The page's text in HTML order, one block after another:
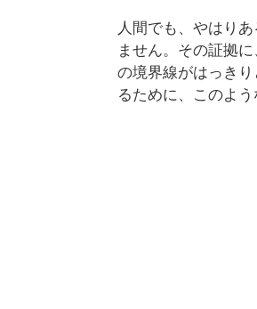
人間でも、やはり
ません。その証拠
の境界線がはっき
るために、このよ